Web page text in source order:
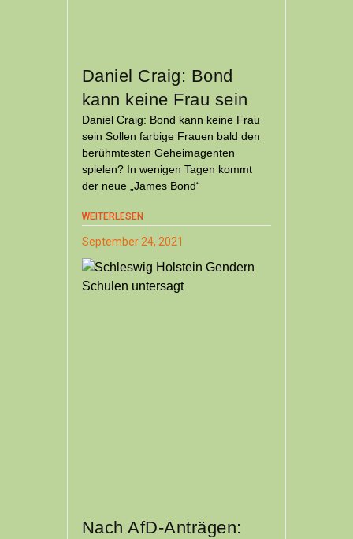
Daniel Craig: Bond
kann keine Frau sein
Daniel Craig: Bond kann keine Frau
sein Sollen farbige Frauen bald den
berühmtesten Geheimagenten
spielen? In wenigen Tagen kommt
der neue „James Bond“
WEITERLESEN
September 24, 2021
Nach AfD-Anträgen: